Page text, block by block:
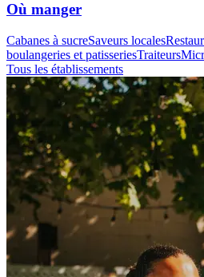
Où manger
Cabanes à sucreSaveurs locales
boulangeries et patisseriesTraiteurs
Tous les établissements